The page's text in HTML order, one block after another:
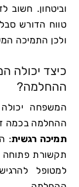
וביטחון. חשוב
טווח הדורש
ולכן התמיכה
כיצד יכולה
ההחלמה?
המשפחה
ההחלמה בכמה
תמיכה רגשית:
תקשורת פתוחה
למטופל